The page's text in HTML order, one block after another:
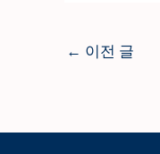
← 이전 글